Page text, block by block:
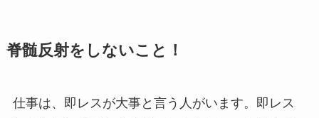
脊髄反射をしないこと！
仕事は、即レスが大事と言う人がいます。即レス